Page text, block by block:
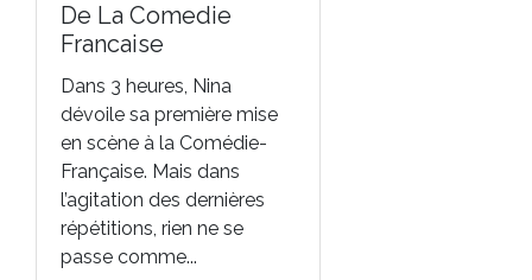
De La Comedie
Francaise
Dans 3 heures, Nina
dévoile sa première mise
en scène à la Comédie-
Française. Mais dans
l’agitation des dernières
répétitions, rien ne se
passe comme...